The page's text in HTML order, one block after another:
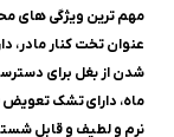
مهم ترین ویژگی های
عنوان تخت کنار مادر،
ماه، دارای تشک
نرم و لطیف و قابل